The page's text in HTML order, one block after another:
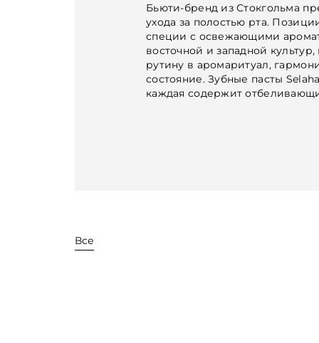
Бьюти-бренд из Стокгольма
ухода за полостью рта.
специи с освежающими
восточной и западной
рутину в аромаритуал,
состояние. Зубные пасты
каждая содержит
Все